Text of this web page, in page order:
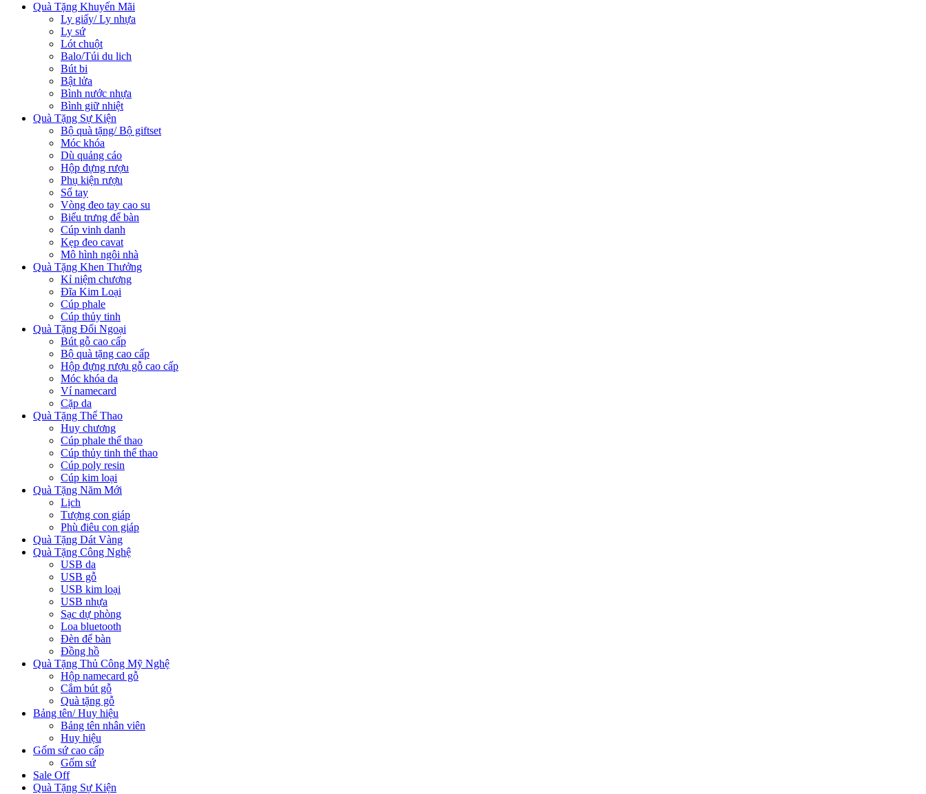
Quà Tặng Khuyến Mãi
Ly giấy/ Ly nhựa
Ly sứ
Lót chuột
Balo/Túi du lich
Bút bi
Bật lửa
Bình nước nhựa
Bình giữ nhiệt
Quà Tặng Sự Kiện
Bộ quà tặng/ Bộ giftset
Móc khóa
Dù quảng cáo
Hộp đựng rượu
Phụ kiện rượu
Sổ tay
Vòng đeo tay cao su
Biểu trưng để bàn
Cúp vinh danh
Kẹp đeo cavat
Mô hình ngôi nhà
Quà Tặng Khen Thưởng
Kỉ niệm chương
Đĩa Kim Loại
Cúp phale
Cúp thủy tinh
Quà Tặng Đối Ngoại
Bút gỗ cao cấp
Bộ quà tặng cao cấp
Hộp đựng rượu gỗ cao cấp
Móc khóa da
Ví namecard
Cặp da
Quà Tặng Thể Thao
Huy chương
Cúp phale thể thao
Cúp thủy tinh thể thao
Cúp poly resin
Cúp kim loại
Quà Tặng Năm Mới
Lịch
Tượng con giáp
Phù điêu con giáp
Quà Tặng Dát Vàng
Quà Tặng Công Nghệ
USB da
USB gỗ
USB kim loại
USB nhựa
Sạc dự phòng
Loa bluetooth
Đèn để bàn
Đồng hồ
Quà Tặng Thủ Công Mỹ Nghệ
Hộp namecard gỗ
Cắm bút gỗ
Quà tặng gỗ
Bảng tên/ Huy hiệu
Bảng tên nhân viên
Huy hiệu
Gốm sứ cao cấp
Gốm sứ
Sale Off
Quà Tặng Sự Kiện